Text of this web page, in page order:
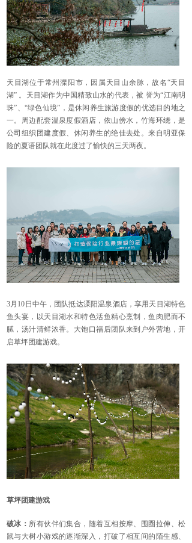
天目湖位于常州溧阳市，因属天目山余脉，故名“天目
湖” 。天目湖作为中国精致山水的代表，被 誉为“江南明
珠”、“绿色仙境”，是休闲养生旅游度假的优选目的地之
一。周边配套温泉度假酒店，依山傍水，竹海环绕，是
公司组织团建度假、休闲养生的绝佳去处。来自明亚保
险的夏语团队就在此度过了愉快的三天两夜。
3月10日中午，团队抵达溧阳温泉酒店，享用天目湖特色
鱼头宴， 以天目湖水和特色活鱼精心烹制，鱼肉肥而不
腻，汤汁清鲜浓香。 大饱口福后团队来到 户外营地，开
启草坪团建游戏。
草坪团建游戏
破冰： 所有伙伴们集合，随着互相按摩、围圈拉伸、松
鼠与大树小游戏的逐渐深入，打破了相互间的陌生感、